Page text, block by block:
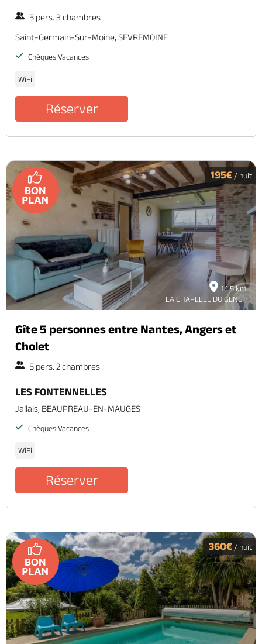
5 pers. 3 chambres
Saint-Germain-Sur-Moine, SEVREMOINE
Chèques Vacances
WiFi
Réserver
14.5 km
LA CHAPELLE DU GENET
195€ / nuit
Gîte 5 personnes entre Nantes, Angers et
Cholet
5 pers. 2 chambres
LES FONTENNELLES
Jallais, BEAUPREAU-EN-MAUGES
Chèques Vacances
WiFi
Réserver
360€ / nuit